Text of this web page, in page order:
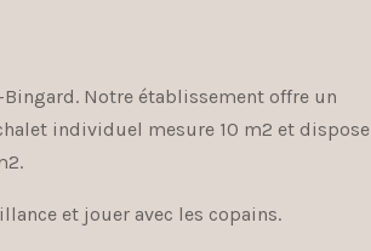
Notre établissement offre un
individuel mesure 10 m2 et dispose
et jouer avec les copains.